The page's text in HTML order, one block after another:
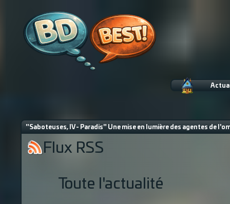
"Saboteuses, IV - Paradis" Une mise en lumière des agentes de
Flux RSS
Toute l'actualité